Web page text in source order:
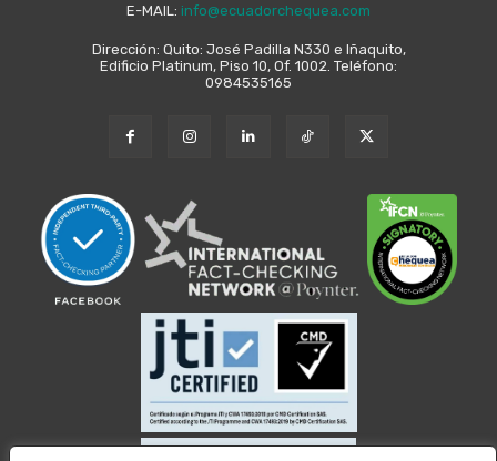
E-MAIL: info@ecuadorchequea.com
Dirección: Quito: José Padilla N330 e Iñaquito,
Edificio Platinum, Piso 10, Of. 1002. Teléfono:
0984535165